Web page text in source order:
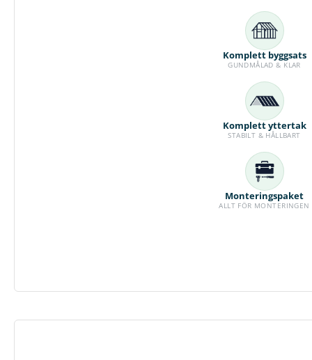
Komplett byggsats
GUNDMÅLAD & KLAR
Komplett yttertak
STABILT & HÅLLBART
Monteringspaket
ALLT FÖR MONTERINGEN